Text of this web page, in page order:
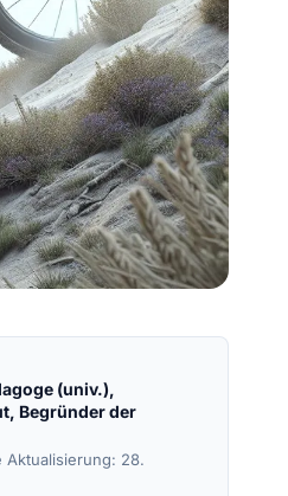
(univ.),
Begründer der
Aktualisierung: 28.